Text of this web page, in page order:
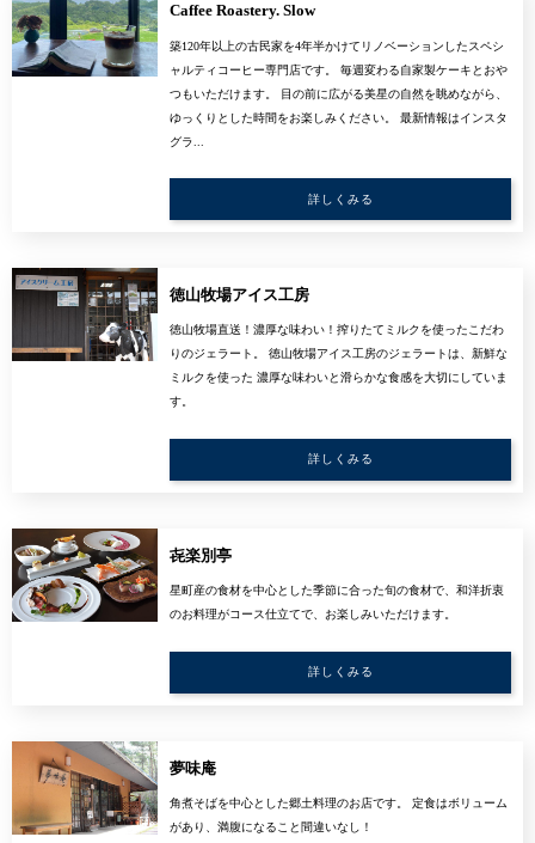
Caffee Roastery. Slow
築120年以上の古民家を4年半かけてリノベーションしたスペシ
ャルティコーヒー専門店です。 毎週変わる自家製ケーキとおや
つもいただけます。 目の前に広がる美星の自然を眺めながら、
ゆっくりとした時間をお楽しみください。 最新情報はインスタ
グラ...
詳しくみる
徳山牧場アイス工房
徳山牧場直送！濃厚な味わい！搾りたてミルクを使ったこだわ
りのジェラート。 徳山牧場アイス工房のジェラートは、新鮮な
ミルクを使った 濃厚な味わいと滑らかな食感を大切にしていま
す。
詳しくみる
㐂楽別亭
星町産の食材を中心とした季節に合った旬の食材で、和洋折衷
のお料理がコース仕立てで、お楽しみいただけます。
詳しくみる
夢味庵
角煮そばを中心とした郷土料理のお店です。 定食はボリューム
があり、満腹になること間違いなし！